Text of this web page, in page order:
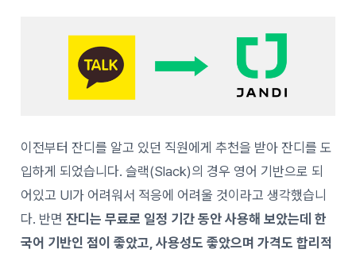
이전부터 잔디를 알고 있던 직원에게 추천을 받아 잔디를 도
입하게 되었습니다. 슬랙(Slack)의 경우 영어 기반으로 되
어있고 UI가 어려워서 적응에 어려울 것이라고 생각했습니
다. 반면잔디는 무료로 일정 기간 동안 사용해 보았는데 한
국어 기반인 점이 좋았고, 사용성도 좋았으며 가격도 합리적